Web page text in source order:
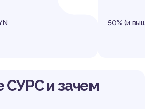
50% (и
СУРС и зачем